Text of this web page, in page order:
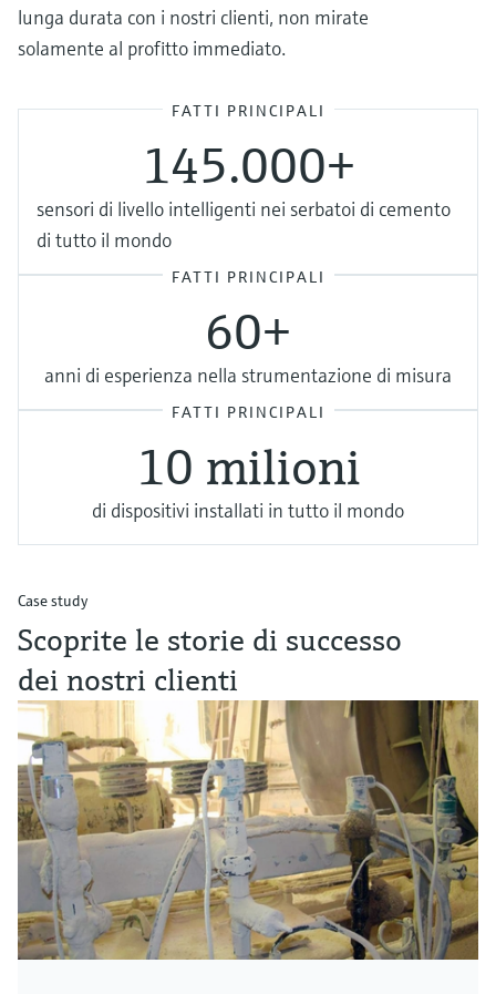
lunga durata con i nostri clienti, non mirate
solamente al profitto immediato.
FATTI PRINCIPALI
145.000+
sensori di livello intelligenti nei serbatoi di cemento
di tutto il mondo
FATTI PRINCIPALI
60+
anni di esperienza nella strumentazione di misura
FATTI PRINCIPALI
10 milioni
di dispositivi installati in tutto il mondo
Case study
Scoprite le storie di successo
dei nostri clienti